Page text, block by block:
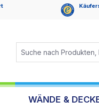
WÄNDE &